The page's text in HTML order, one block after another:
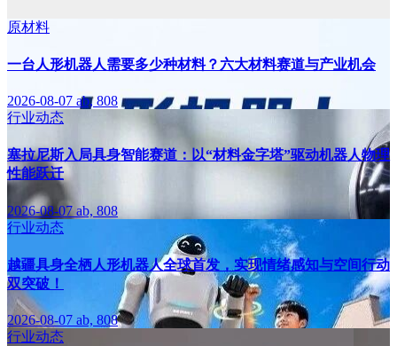
原材料
一台人形机器人需要多少种材料？六大材料赛道与产业机会
2026-08-07 ab, 808
行业动态
塞拉尼斯入局具身智能赛道：以“材料金字塔”驱动机器人物理
性能跃迁
2026-08-07 ab, 808
行业动态
越疆具身全栖人形机器人全球首发，实现情绪感知与空间行动
双突破！
2026-08-07 ab, 808
行业动态